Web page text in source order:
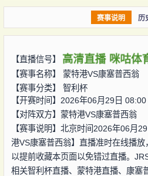
赛事说明 历
【直播信号】 高清直播 咪咕体
【赛事名称】 蒙特港VS康塞普西翁
【赛事分类】 智利杯
【开赛时间】2026年06月29日 08:00
【对阵双方】 蒙特港VS康塞普西翁
【赛事说明】北京时间2026年06月
港VS康塞普西翁】直播准时在线播放
以提前收藏本页面以免错过直播。
相关智利杯直播、蒙特港直播、康塞